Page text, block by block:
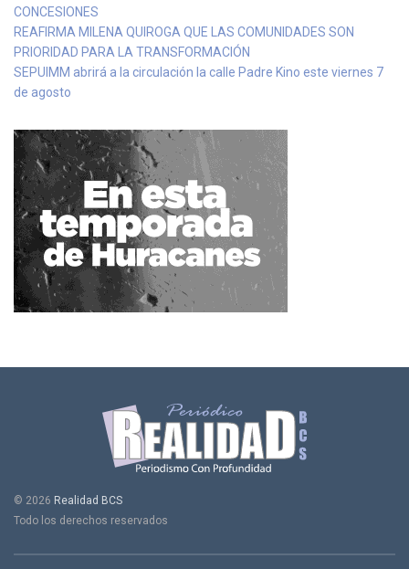
CONCESIONES
REAFIRMA MILENA QUIROGA QUE LAS COMUNIDADES SON
PRIORIDAD PARA LA TRANSFORMACIÓN
SEPUIMM abrirá a la circulación la calle Padre Kino este viernes 7
de agosto
© 2026 Realidad BCS
Todo los derechos reservados